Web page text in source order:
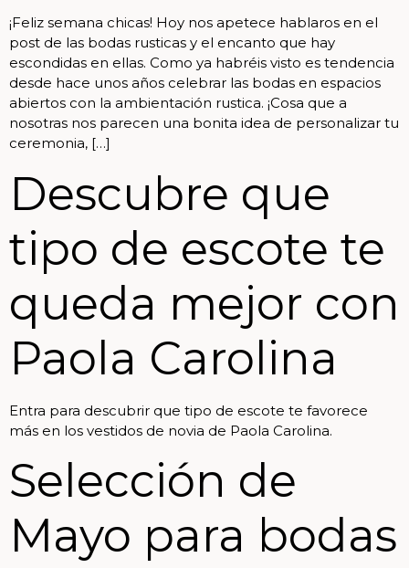
¡Feliz semana chicas! Hoy nos apetece hablaros en el
post de las bodas rusticas y el encanto que hay
escondidas en ellas. Como ya habréis visto es tendencia
desde hace unos años celebrar las bodas en espacios
abiertos con la ambientación rustica. ¡Cosa que a
nosotras nos parecen una bonita idea de personalizar tu
ceremonia, […]
Descubre que
tipo de escote te
queda mejor con
Paola Carolina
Entra para descubrir que tipo de escote te favorece
más en los vestidos de novia de Paola Carolina.
Selección de
Mayo para bodas